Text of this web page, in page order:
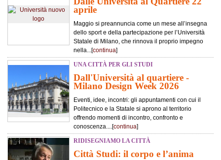
aprile
Maggio si preannuncia come un mese all’insegna
dello sport e della partecipazione per l’Università
Statale di Milano, che rinnova il proprio impegno
nella...[continua]
UNA CITTÀ PER GLI STUDI
Dall'Università al quartiere -
Milano Design Week 2026
Eventi, idee, incontri: gli appuntamenti con cui il
Politecnico e la Statale si aprono al territorio
offrendo momenti di incontro, confronto e
conoscenza....[continua]
RIDISEGNIAMO LA CITTÀ
Città Studi: il corpo e l’anima